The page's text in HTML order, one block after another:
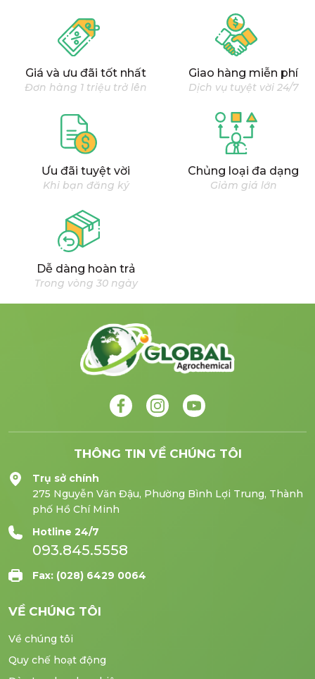
Giá và ưu đãi tốt nhất
Đơn hàng 1 triệu trở lên
Giao hàng miễn phí
Dịch vụ tuyệt vời 24/7
Ưu đãi tuyệt vời
Khi bạn đăng ký
Chủng loại đa dạng
Giảm giá lớn
Dễ dàng hoàn trả
Trong vòng 30 ngày
THÔNG TIN VỀ CHÚNG TÔI
Trụ sở chính
275 Nguyễn Văn Đậu, Phường Bình Lợi Trung, Thành
phố Hồ Chí Minh
Hotline 24/7
093.845.5558
Fax: (028) 6429 0064
VỀ CHÚNG TÔI
Về chúng tôi
Quy chế hoạt động